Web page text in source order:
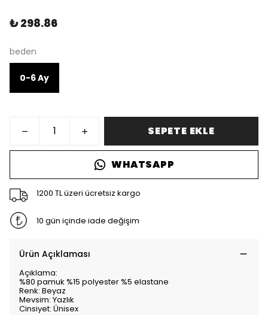
₺ 298.86
beden
0-6 Ay
SEPETE EKLE
WHATSAPP
1200 TL üzeri ücretsiz kargo
10 gün içinde iade değişim
Ürün Açıklaması
Açıklama:
%80 pamuk %15 polyester %5 elastane
Renk: Beyaz
Mevsim: Yazlık
Cinsiyet: Ünisex